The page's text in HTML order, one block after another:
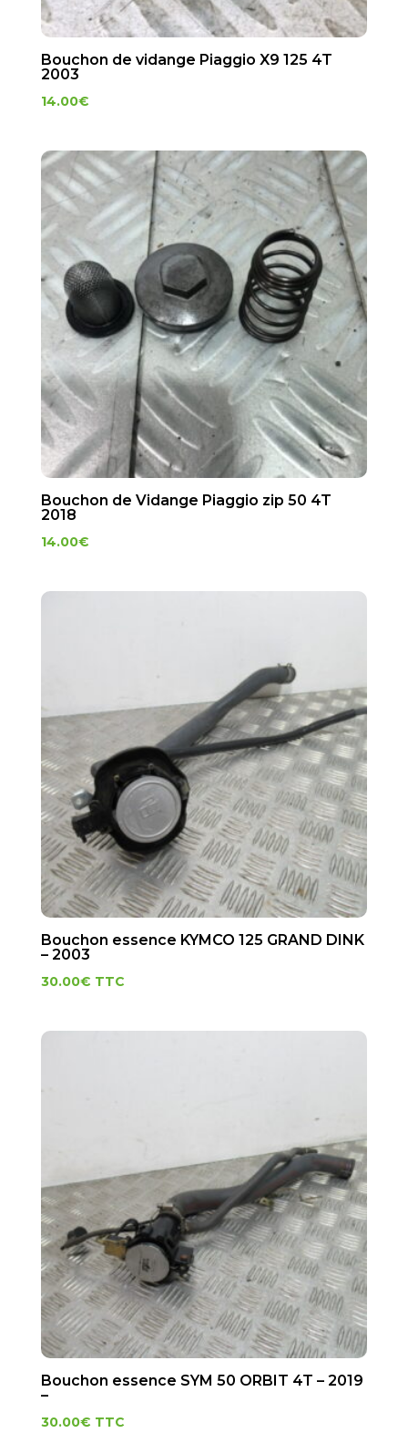
Bouchon de vidange Piaggio X9 125 4T
2003
14.00€
Bouchon de Vidange Piaggio zip 50 4T
2018
14.00€
Bouchon essence KYMCO 125 GRAND DINK
– 2003
30.00€ TTC
Bouchon essence SYM 50 ORBIT 4T – 2019
–
30.00€ TTC